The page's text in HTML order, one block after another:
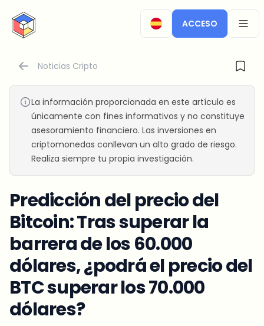
CryptoTicker
ACCESO
Noticias Cripto
La información proporcionada en este artículo es
únicamente con fines informativos y no constituye
asesoramiento financiero. Las inversiones en
criptomonedas conllevan un alto grado de riesgo.
Realiza siempre tu propia investigación.
Predicción del precio del
Bitcoin: Tras superar la
barrera de los 60.000
dólares, ¿podrá el precio del
BTC superar los 70.000
dólares?